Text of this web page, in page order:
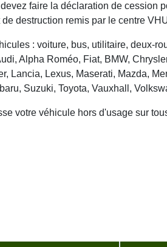
faire la déclaration de cession
destruction remis par le centre
: voiture, bus, utilitaire, deux-
Alpha Roméo, Fiat, BMW,
Lancia, Lexus, Maserati, Mazda,
Suzuki, Toyota, Vauxhall,
votre véhicule hors d'usage sur